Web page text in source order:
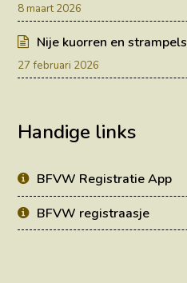
8 maart 2026
Nije kuorren en strampels
27 februari 2026
Handige links
BFVW Registratie App
BFVW registraasje